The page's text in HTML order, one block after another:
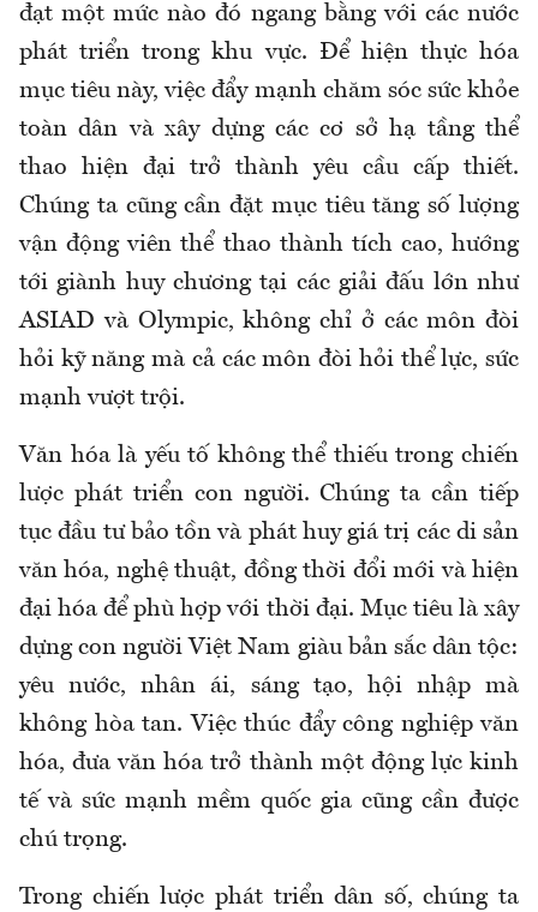
đạt một mức nào đó ngang bằng với các nước
phát triển trong khu vực. Để hiện thực hóa
mục tiêu này, việc đẩy mạnh chăm sóc sức khỏe
toàn dân và xây dựng các cơ sở hạ tầng thể
thao hiện đại trở thành yêu cầu cấp thiết.
Chúng ta cũng cần đặt mục tiêu tăng số lượng
vận động viên thể thao thành tích cao, hướng
tới giành huy chương tại các giải đấu lớn như
ASIAD và Olympic, không chỉ ở các môn đòi
hỏi kỹ năng mà cả các môn đòi hỏi thể lực, sức
mạnh vượt trội.
Văn hóa là yếu tố không thể thiếu trong chiến
lược phát triển con người. Chúng ta cần tiếp
tục đầu tư bảo tồn và phát huy giá trị các di sản
văn hóa, nghệ thuật, đồng thời đổi mới và hiện
đại hóa để phù hợp với thời đại. Mục tiêu là xây
dựng con người Việt Nam giàu bản sắc dân tộc:
yêu nước, nhân ái, sáng tạo, hội nhập mà
không hòa tan. Việc thúc đẩy công nghiệp văn
hóa, đưa văn hóa trở thành một động lực kinh
tế và sức mạnh mềm quốc gia cũng cần được
chú trọng.
Trong chiến lược phát triển dân số, chúng ta